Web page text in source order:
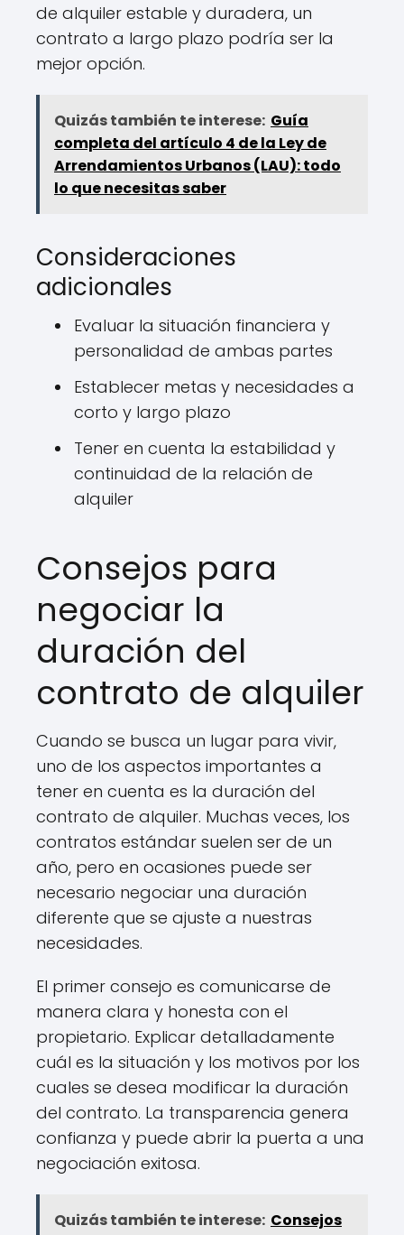
de alquiler estable y duradera, un
contrato a largo plazo podría ser la
mejor opción.
Quizás también te interese: Guía
completa del artículo 4 de la Ley de
Arrendamientos Urbanos (LAU): todo
lo que necesitas saber
Consideraciones
adicionales
Evaluar la situación financiera y
personalidad de ambas partes
Establecer metas y necesidades a
corto y largo plazo
Tener en cuenta la estabilidad y
continuidad de la relación de
alquiler
Consejos para
negociar la
duración del
contrato de alquiler
Cuando se busca un lugar para vivir,
uno de los aspectos importantes a
tener en cuenta es la duración del
contrato de alquiler. Muchas veces, los
contratos estándar suelen ser de un
año, pero en ocasiones puede ser
necesario negociar una duración
diferente que se ajuste a nuestras
necesidades.
El primer consejo es comunicarse de
manera clara y honesta con el
propietario. Explicar detalladamente
cuál es la situación y los motivos por los
cuales se desea modificar la duración
del contrato. La transparencia genera
confianza y puede abrir la puerta a una
negociación exitosa.
Quizás también te interese: Consejos